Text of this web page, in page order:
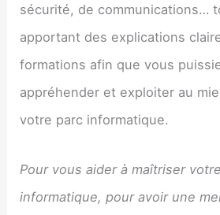
sécurité, de communications…
apportant des explications
formations afin que vous
appréhender et exploiter au
votre parc informatique.
Pour vous aider à maîtriser
informatique, pour avoir une